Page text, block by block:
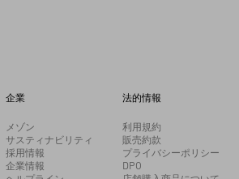
企業
メゾン
サスティナビリティ
採用情報
企業情報
法的情報
利用規約
販売約款
プライバシーポリシー
DPO